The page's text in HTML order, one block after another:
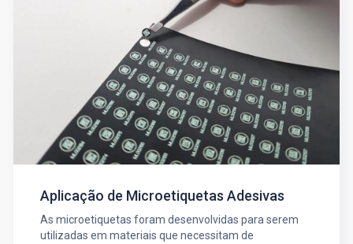
Aplicação de Microetiquetas Adesivas
As microetiquetas foram desenvolvidas para serem
utilizadas em materiais que necessitam de